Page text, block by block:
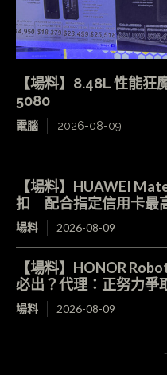
【場料】8.48L 性能狂
5080
電腦 2026-08-09
【場料】HUAWEI
扣 配合指定信用卡最
場料 2026-08-09
【場料】HONOR
必出？代理：正努力爭
場料 2026-08-09